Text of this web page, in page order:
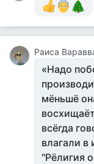
Раиса
«Надо
мёньшё
всёгда
влагали в
"Рёлигия